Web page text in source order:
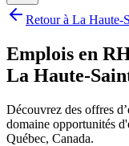
Retour à La Haute-
Emplois en
La Haute-
Découvrez des offres
domaine opportunités
Québec, Canada.